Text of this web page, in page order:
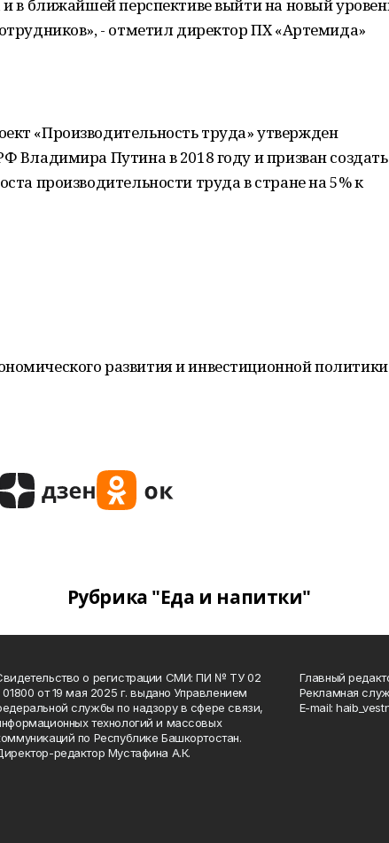
в ближайшей перспективе выйти на новый
- отметил директор ПХ «Артемида»
«Производительность труда» утвержден
Владимира Путина в 2018 году и призван создать
производительности труда в стране на 5% к
развития и инвестиционной политики
Рубрика "Еда и напитки"
о регистрации СМИ: ПИ № ТУ 02
01800 от 19 мая 2025 г. выдано Управлением
службы по надзору в сфере связи,
технологий и массовых
по Республике Башкортостан.
редактор Мустафина А.К.
Главный
Рекламная
Е-mаil: